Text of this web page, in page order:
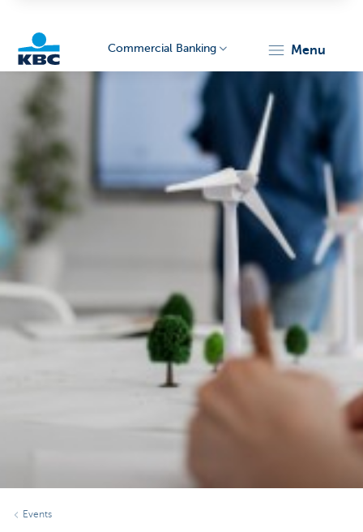
Commercial Banking menu
Events